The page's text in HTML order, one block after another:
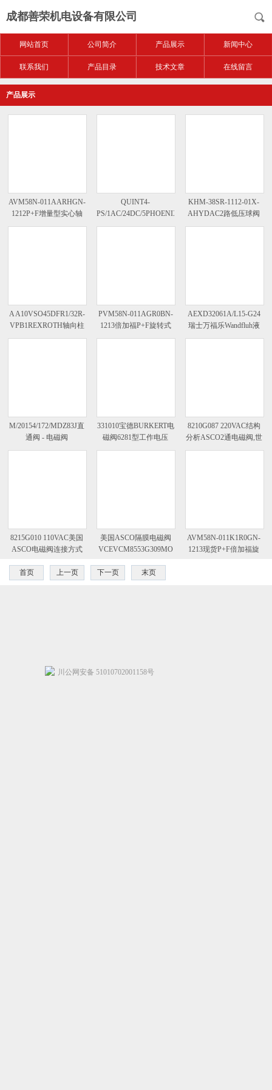
成都善荣机电设备有限公司
网站首页 公司简介 产品展示 新闻中心
联系我们 产品目录 技术文章 在线留言
产品展示
AVM58N-011AARHGN-
1212P+F增量型实心轴
编码器
QUINT4-
PS/1AC/24DC/5PHOENIX
电源
KHM-38SR-1112-01X-
AHYDAC2路低压球阀
A A10VSO45DFR1/32R-
VPB1REXROTH轴向柱
塞泵泵头
PVM58N-011AGR0BN-
1213倍加福P+F旋转式
编码器工作样册
AEXD32061A/L15-G24
瑞士万福乐Wandfluh液
压式电磁阀有货
M/20154/172/MDZ83J直
通阀 - 电磁阀
NORGREN选型参数
331010宝德BURKERT电
磁阀6281型工作电压
8210G087 220VAC结构
分析ASCO2通电磁阀,世
格
8215G010 110VAC美国
ASCO电磁阀连接方式
美国ASCO隔膜电磁阀
VCEVCM8553G309MO
AVM58N-011K1R0GN-
1213现货P+F倍加福旋
首页
上一页 下一页 末页
川公网安备 51010702001158号